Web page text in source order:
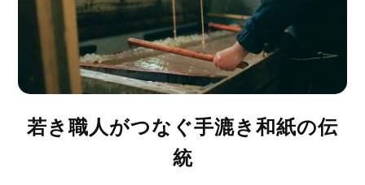
若き職人がつなぐ手漉き和紙の伝
統